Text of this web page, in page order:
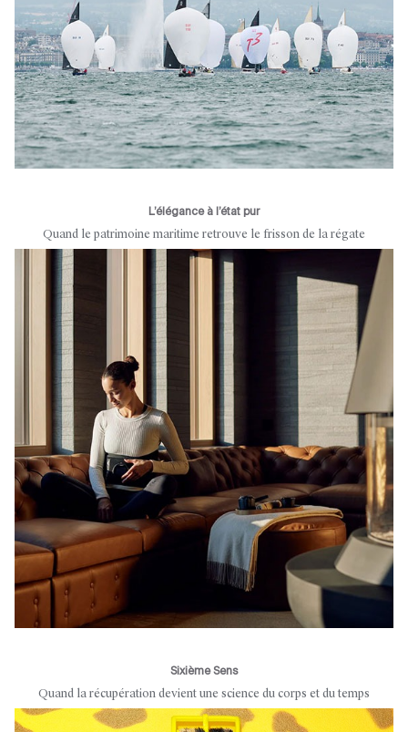
L’élégance à l’état pur
Quand le patrimoine maritime retrouve le frisson de la régate
Sixième Sens
Quand la récupération devient une science du corps et du temps